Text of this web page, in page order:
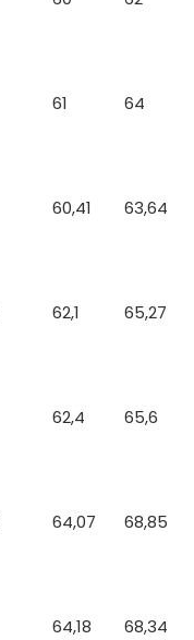
61 64
60,41 63,64
62,1 65,27
62,4 65,6
64,07 68,85
64,18 68,34